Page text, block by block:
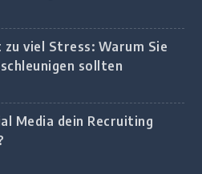
zu viel Stress: Warum Sie
sollten
Media dein Recruiting